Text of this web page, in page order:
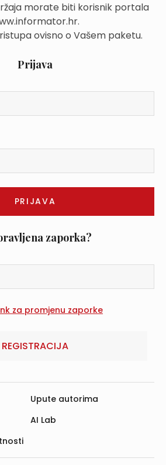
morate biti korisnik portala
ovisno o Vašem paketu.
Prijava
zaporka?
REGISTRACIJA
Upute autorima
AI Lab